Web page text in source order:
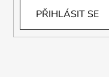
PŘIHLÁSIT SE